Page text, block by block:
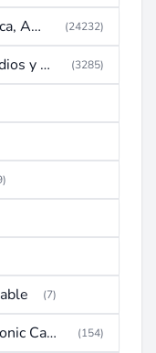
AUDIO (Equipos de Musica, Amplificadores, Reproductores, Etc) (24232)
Autoradio (Potencias, Radios y DVD) (3285)
(7)
Caja Registradora (Electronic Cash Register) (154)